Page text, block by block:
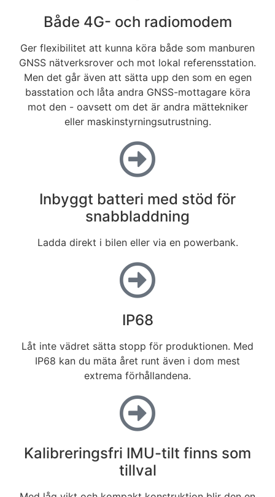
Både 4G- och radiomodem
Ger flexibilitet att kunna köra både som manburen
GNSS nätverksrover och mot lokal referensstation.
Men det går även att sätta upp den som en egen
basstation och låta andra GNSS-mottagare köra
mot den - oavsett om det är andra mättekniker
eller maskinstyrningsutrustning.
Inbyggt batteri med stöd för
snabbladdning
Ladda direkt i bilen eller via en powerbank.
IP68
Låt inte vädret sätta stopp för produktionen. Med
IP68 kan du mäta året runt även i dom mest
extrema förhållandena.
Kalibreringsfri IMU-tilt finns som
tillval